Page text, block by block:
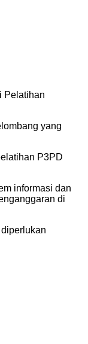
Pelatihan
yang
P3PD
informasi dan
di